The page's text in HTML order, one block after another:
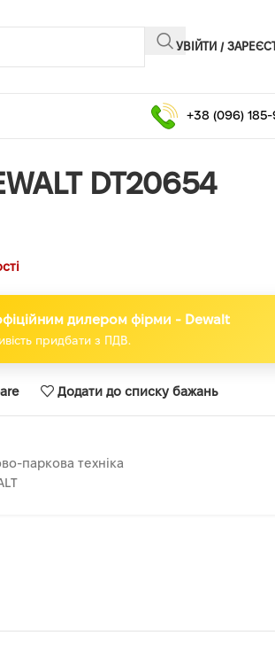
УВІЙТИ /
+38 (096)
DT20654
дилером фірми - Dewalt
придбати з ПДВ.
Додати до списку бажань
паркова техніка